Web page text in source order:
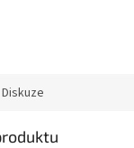
Diskuze